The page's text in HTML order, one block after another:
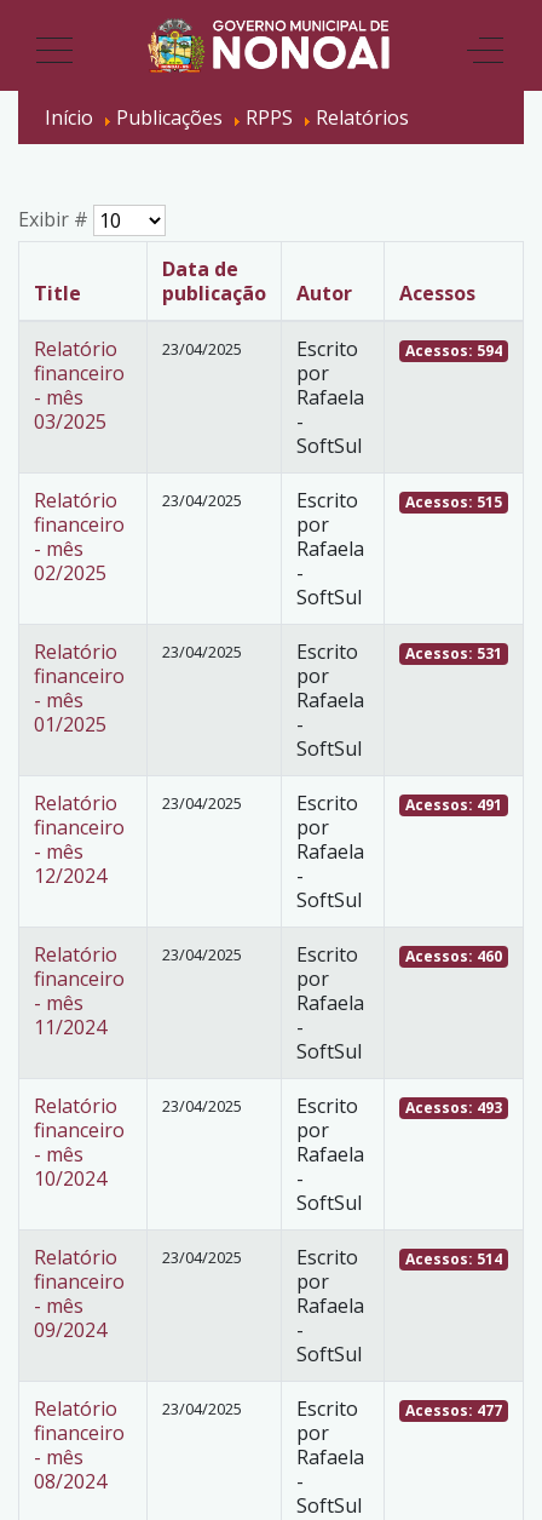
Início Publicações RPPS Relatórios
Exibir #
Title
Data de
publicação
Autor Acessos
Relatório
financeiro
- mês
03/2025
23/04/2025
Escrito
por
Rafaela
-
SoftSul
Acessos: 594
Relatório
financeiro
- mês
02/2025
23/04/2025
Escrito
por
Rafaela
-
SoftSul
Acessos: 515
Relatório
financeiro
- mês
01/2025
23/04/2025
Escrito
por
Rafaela
-
SoftSul
Acessos: 531
Relatório
financeiro
- mês
12/2024
23/04/2025
Escrito
por
Rafaela
-
SoftSul
Acessos: 491
Relatório
financeiro
- mês
11/2024
23/04/2025
Escrito
por
Rafaela
-
SoftSul
Acessos: 460
Relatório
financeiro
- mês
10/2024
23/04/2025
Escrito
por
Rafaela
-
SoftSul
Acessos: 493
Relatório
financeiro
- mês
09/2024
23/04/2025
Escrito
por
Rafaela
-
SoftSul
Acessos: 514
Relatório
financeiro
- mês
08/2024
23/04/2025
Escrito
por
Rafaela
-
SoftSul
Acessos: 477